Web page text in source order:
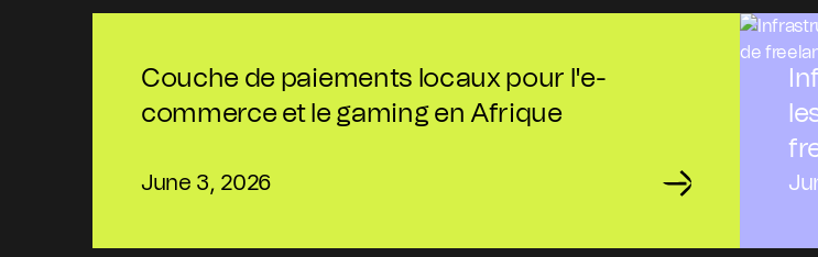
Couche de paiements locaux pour l'e-
commerce et le gaming en Afrique
June 3, 2026